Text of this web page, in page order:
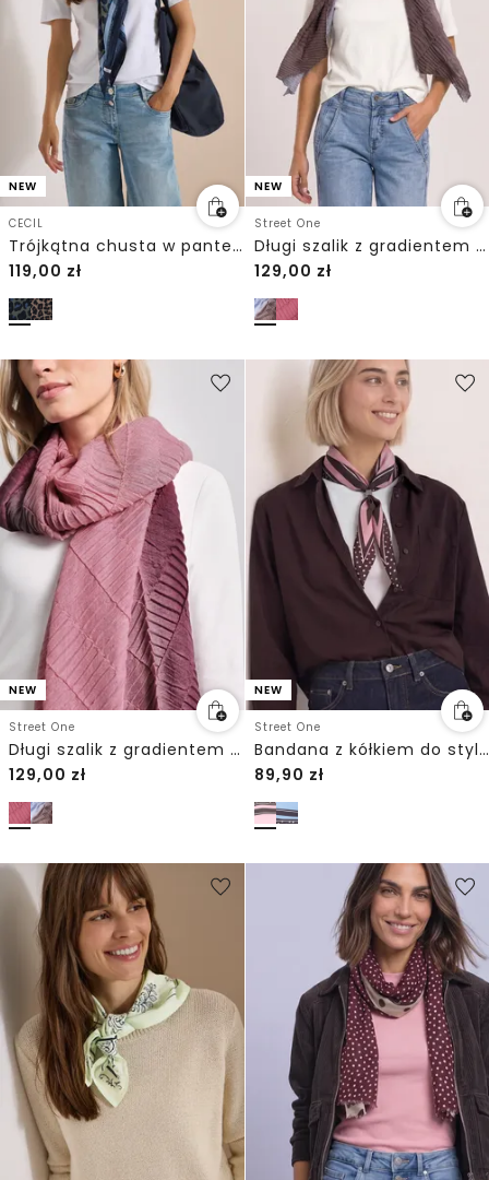
NEW
CECIL
Trójkątna chusta w panterkę
119,00 zł
NEW
Street One
Długi szalik z gradientem kolorystycznym
129,00 zł
NEW
Street One
Długi szalik z gradientem kolorystycznym
129,00 zł
NEW
Street One
Bandana z kółkiem do stylizacji
89,90 zł